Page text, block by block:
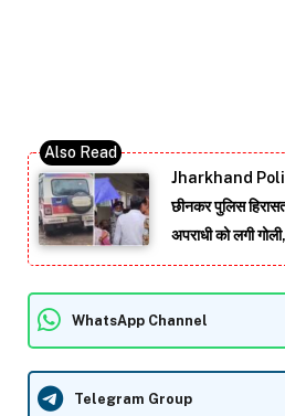
Jharkhand
छीनकर पुलिस
अपराधी को लगी
WhatsApp Channel
Telegram Group